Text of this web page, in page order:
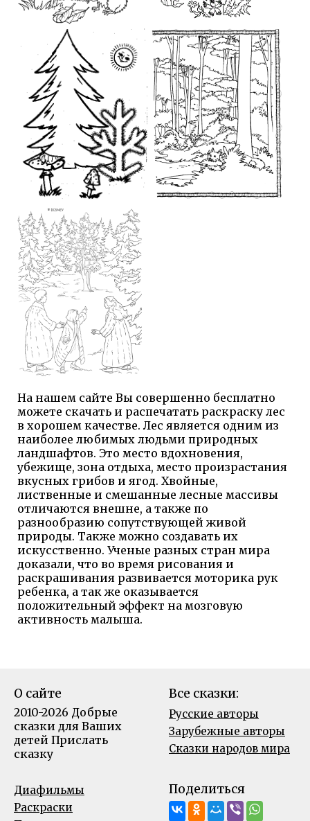
На нашем сайте Вы совершенно бесплатно
можете скачать и распечатать раскраску лес
в хорошем качестве. Лес является одним из
наиболее любимых людьми природных
ландшафтов. Это место вдохновения,
убежище, зона отдыха, место произрастания
вкусных грибов и ягод. Хвойные,
лиственные и смешанные лесные массивы
отличаются внешне, а также по
разнообразию сопутствующей живой
природы. Также можно создавать их
искусственно. Ученые разных стран мира
доказали, что во время рисования и
раскрашивания развивается моторика рук
ребенка, а так же оказывается
положительный эффект на мозговую
активность малыша.
О сайте
2010-2026 Добрые
сказки для Ваших
детей Прислать
сказку
Все сказки:
Русские авторы
Зарубежные авторы
Сказки народов мира
Диафильмы
Раскраски
Поделиться